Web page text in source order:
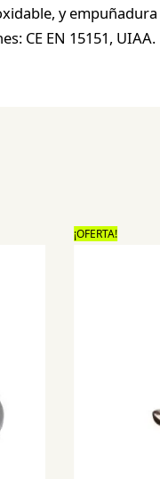
y
CE EN 15151, UIAA.
¡OFERTA!